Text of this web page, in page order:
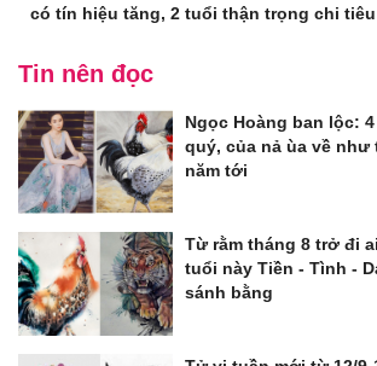
có tín hiệu tăng, 2 tuổi thận trọng chi tiêu
Tin nên đọc
Ngọc Hoàng ban lộc:
quý, của nả ùa về như
năm tới
Từ rằm tháng 8 trở đi
tuổi này Tiền - Tình -
sánh bằng